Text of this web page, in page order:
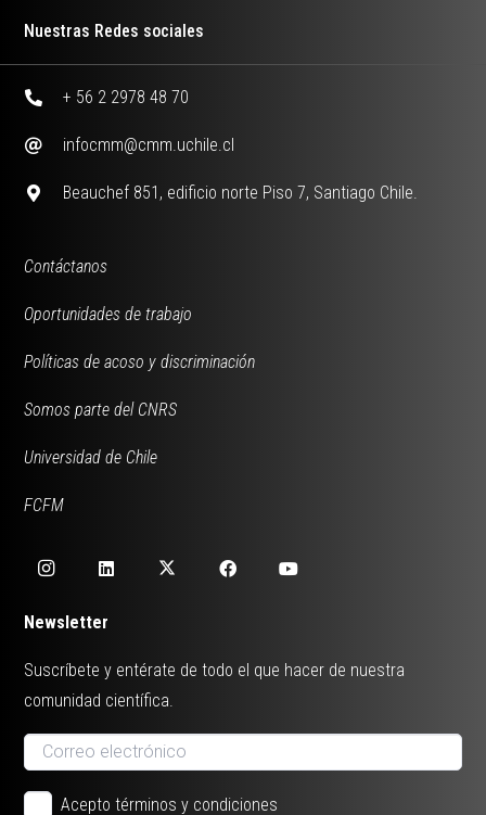
Nuestras Redes sociales
+ 56 2 2978 48 70
infocmm@cmm.uchile.cl
Beauchef 851, edificio norte Piso 7, Santiago Chile.
Contáctanos
Oportunidades de trabajo
Políticas de acoso y discriminación
Somos parte del CNRS
Universidad de Chile
FCFM
Newsletter
Suscríbete y entérate de todo el que hacer de nuestra
comunidad científica.
Acepto términos y condiciones